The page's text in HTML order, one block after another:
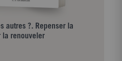
autres ?. Repenser la
la renouveler